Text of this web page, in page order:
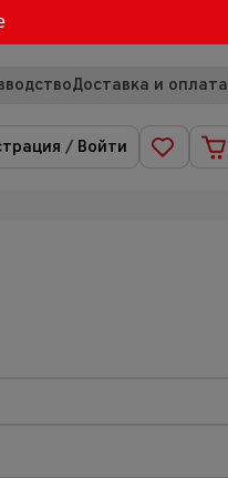
Доставка и оплата
/ Войти